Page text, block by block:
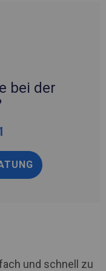
bei der
und schnell zu